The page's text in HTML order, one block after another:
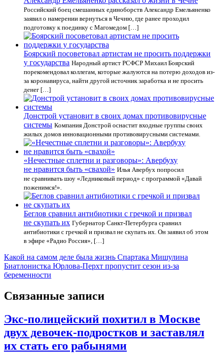
Российский боец смешанных единоборств Александр Емельяненко
заявил о намерении вернуться в Чечню, где ранее проходил
подготовку к поединку с Магомедом […]
Боярский посоветовал артистам не просить поддержки
у государства Народный артист РСФСР Михаил Боярский
порекомендовал коллегам, которые жалуются на потерю доходов из-
за коронавируса, найти другой источник заработка и не просить
денег […]
Донстрой установит в своих домах противовирусные
системы Компания Донстрой оснастит входные группы своих
жилых домов инновационными противовирусными системами.
«Нечестные сплетни и разговоры»: Авербуху
не нравится быть «свахой» Илья Авербух попросил
не сравнивать шоу «Ледниковый период» с программой «Давай
поженимся!».
Беглов сравнил антибиотики с гречкой и призвал
не скупать их Губернатор Санкт-Петербурга сравнил
антибиотики с гречкой и призвал не скупать их. Он заявил об этом
в эфире «Радио Россия», […]
Навигация
по
Какой на самом деле была жизнь Спартака Мишулина
Биатлонистка Юрлова-Перхт пропустит сезон из-за
беременности
Связанные записи
Экс-полицейский похитил в Москве
двух девочек-подростков и заставлял
их стать его рабынями